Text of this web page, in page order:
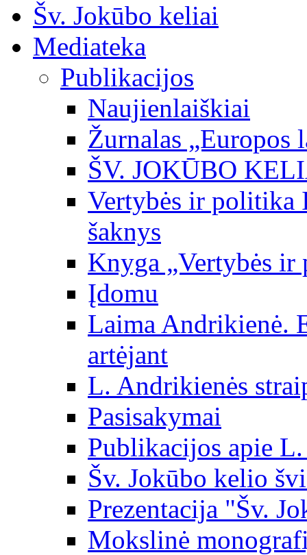
Šv. Jokūbo keliai
Mediateka
Publikacijos
Naujienlaiškiai
Žurnalas „Europos
ŠV. JOKŪBO
Vertybės ir politika
šaknys
Knyga „Vertybės
Įdomu
Laima Andrikienė.
artėjant
L. Andrikienės
Pasisakymai
Publikacijos apie
Šv. Jokūbo kelio
Prezentacija "Šv.
Mokslinė